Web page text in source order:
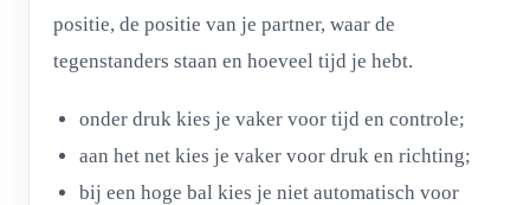
positie, de positie van je partner, waar de
tegenstanders staan en hoeveel tijd je hebt.
onder druk kies je vaker voor tijd en controle;
aan het net kies je vaker voor druk en richting;
bij een hoge bal kies je niet automatisch voor